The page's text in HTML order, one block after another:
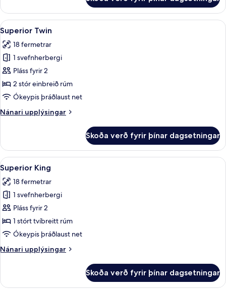
Single
Skoða
allar
myndir
fyrir
Superior
Twin
Superior Twin | Rúmföt af bestu
5
Superior Twin
18 fermetrar
1 svefnherbergi
Pláss fyrir 2
2 stór einbreið rúm
Ókeypis þráðlaust net
Nánari upplýsingar
Nánari
Twin
Skoða verð fyrir þínar dagsetningar
Skoða
allar
myndir
fyrir
Superior
King
Superior King | Rúmföt af bestu
4
Superior King
18 fermetrar
1 svefnherbergi
Pláss fyrir 2
1 stórt tvíbreitt rúm
Ókeypis þráðlaust net
Nánari upplýsingar
Nánari
King
Skoða verð fyrir þínar dagsetningar